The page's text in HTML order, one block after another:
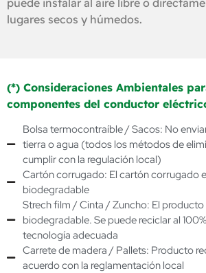
puede instalar al aire libre o
lugares secos y húmedos.
(*) Consideraciones Ambientales
componentes del conductor
Bolsa termocontraíble / Sacos: No
tierra o agua (todos los métodos de
cumplir con la regulación local)
Cartón corrugado: El cartón corrugado
biodegradable
Strech film / Cinta / Zuncho: El producto
biodegradable. Se puede reciclar al
tecnología adecuada
Carrete de madera / Pallets: Producto
acuerdo con la reglamentación local